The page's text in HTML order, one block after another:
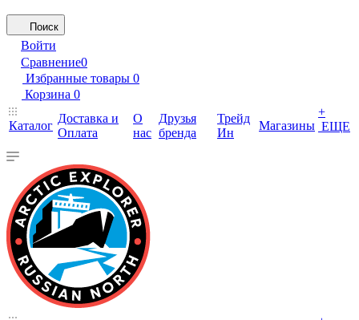
Поиск
Войти
Сравнение0
Избранные товары 0
Корзина 0
Каталог
Доставка и
Оплата
О
нас
Друзья
бренда
Трейд
Ин
Магазины
+
ЕЩЕ